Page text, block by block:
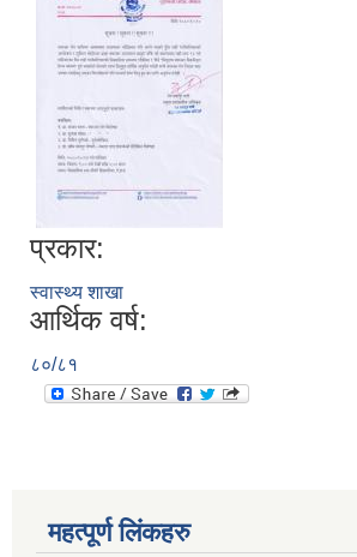
प्रकार:
स्वास्थ्य शाखा
आर्थिक वर्ष:
८०/८१
महत्पूर्ण लिंकहरु